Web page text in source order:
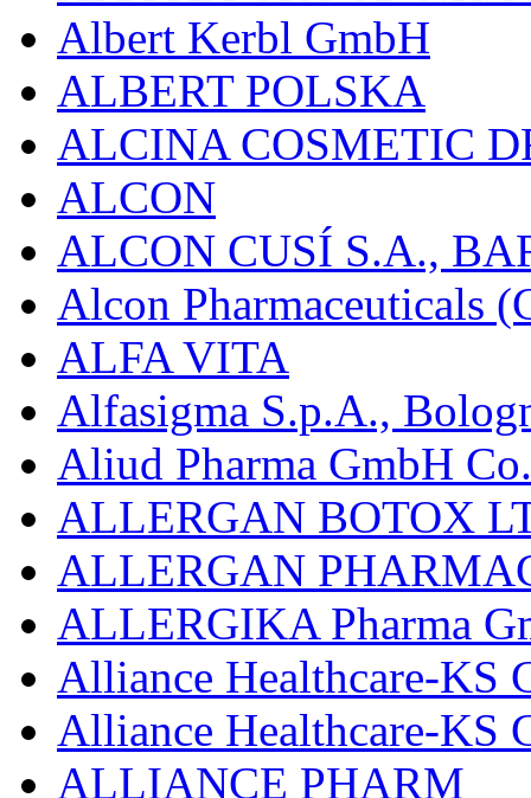
Albert Kerbl GmbH
ALBERT POLSKA
ALCINA COSMETIC
ALCON
ALCON CUSÍ S.A.,
Alcon Pharmaceuticals
ALFA VITA
Alfasigma S.p.A.,
Aliud Pharma GmbH
ALLERGAN BOTOX
ALLERGAN
ALLERGIKA Pharma
Alliance Healthcare-KS
Alliance Healthcare-KS
ALLIANCE PHARM